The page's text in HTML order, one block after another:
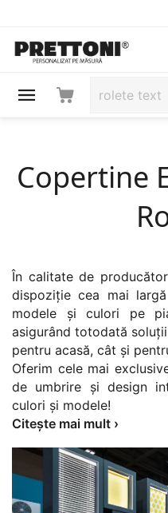
Copertine
În calitate de
dispoziție cea mai
modele și culori pe
asigurând totodată
pentru acasă, cât și
Oferim cele mai
de umbrire și design
culori și modele!
Citește mai mult ›